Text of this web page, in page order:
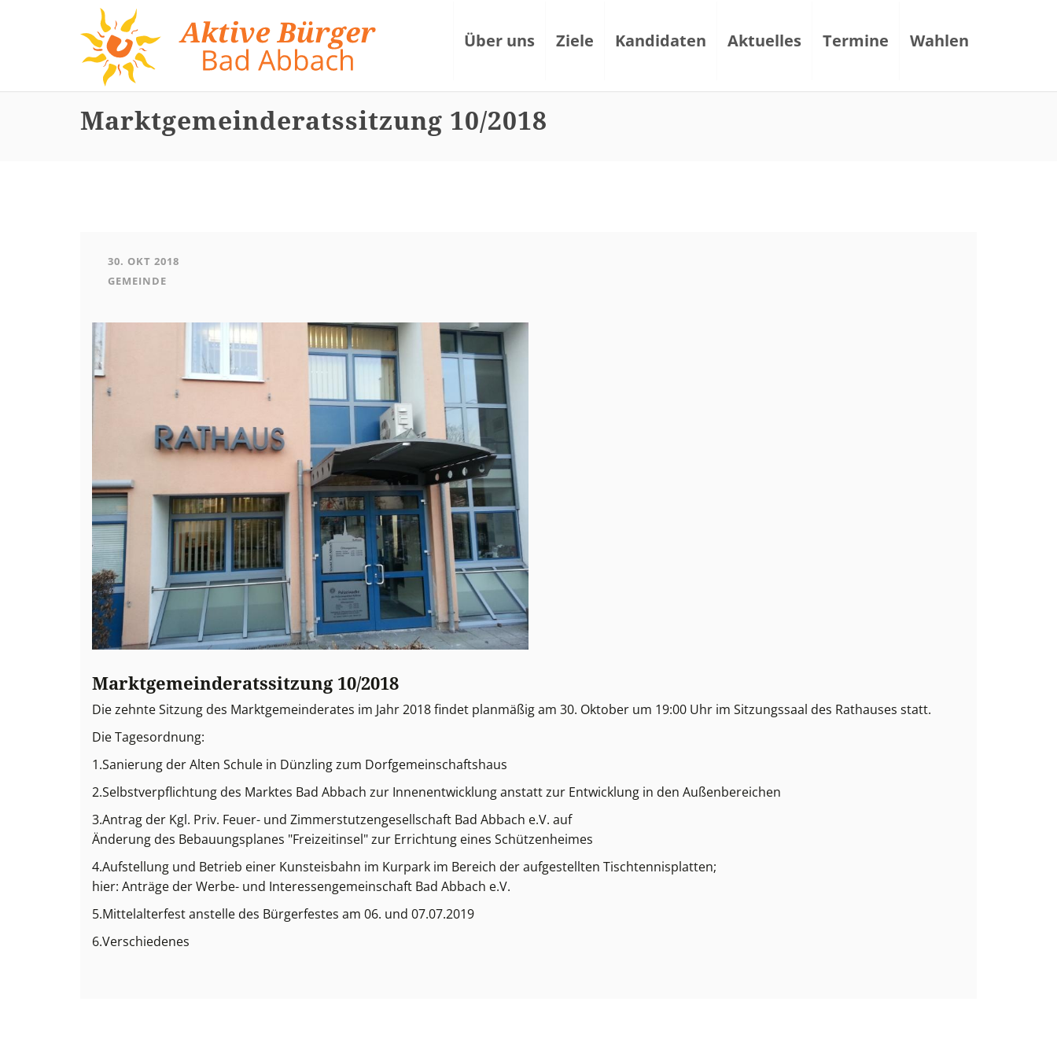
Über uns Ziele Kandidaten Aktuelles Termine Wahlen
Marktgemeinderatssitzung 10/2018
30. OKT 2018
GEMEINDE
Marktgemeinderatssitzung 10/2018
Die zehnte Sitzung des Marktgemeinderates im Jahr 2018 findet planmäßig am 30. Oktober um 19:00 Uhr im Sitzungssaal des Rathauses statt.
Die Tagesordnung:
1.Sanierung der Alten Schule in Dünzling zum Dorfgemeinschaftshaus
2.Selbstverpflichtung des Marktes Bad Abbach zur Innenentwicklung anstatt zur Entwicklung in den Außenbereichen
3.Antrag der Kgl. Priv. Feuer- und Zimmerstutzengesellschaft Bad Abbach e.V. auf
Änderung des Bebauungsplanes "Freizeitinsel" zur Errichtung eines Schützenheimes
4.Aufstellung und Betrieb einer Kunsteisbahn im Kurpark im Bereich der aufgestellten Tischtennisplatten;
hier: Anträge der Werbe- und Interessengemeinschaft Bad Abbach e.V.
5.Mittelalterfest anstelle des Bürgerfestes am 06. und 07.07.2019
6.Verschiedenes